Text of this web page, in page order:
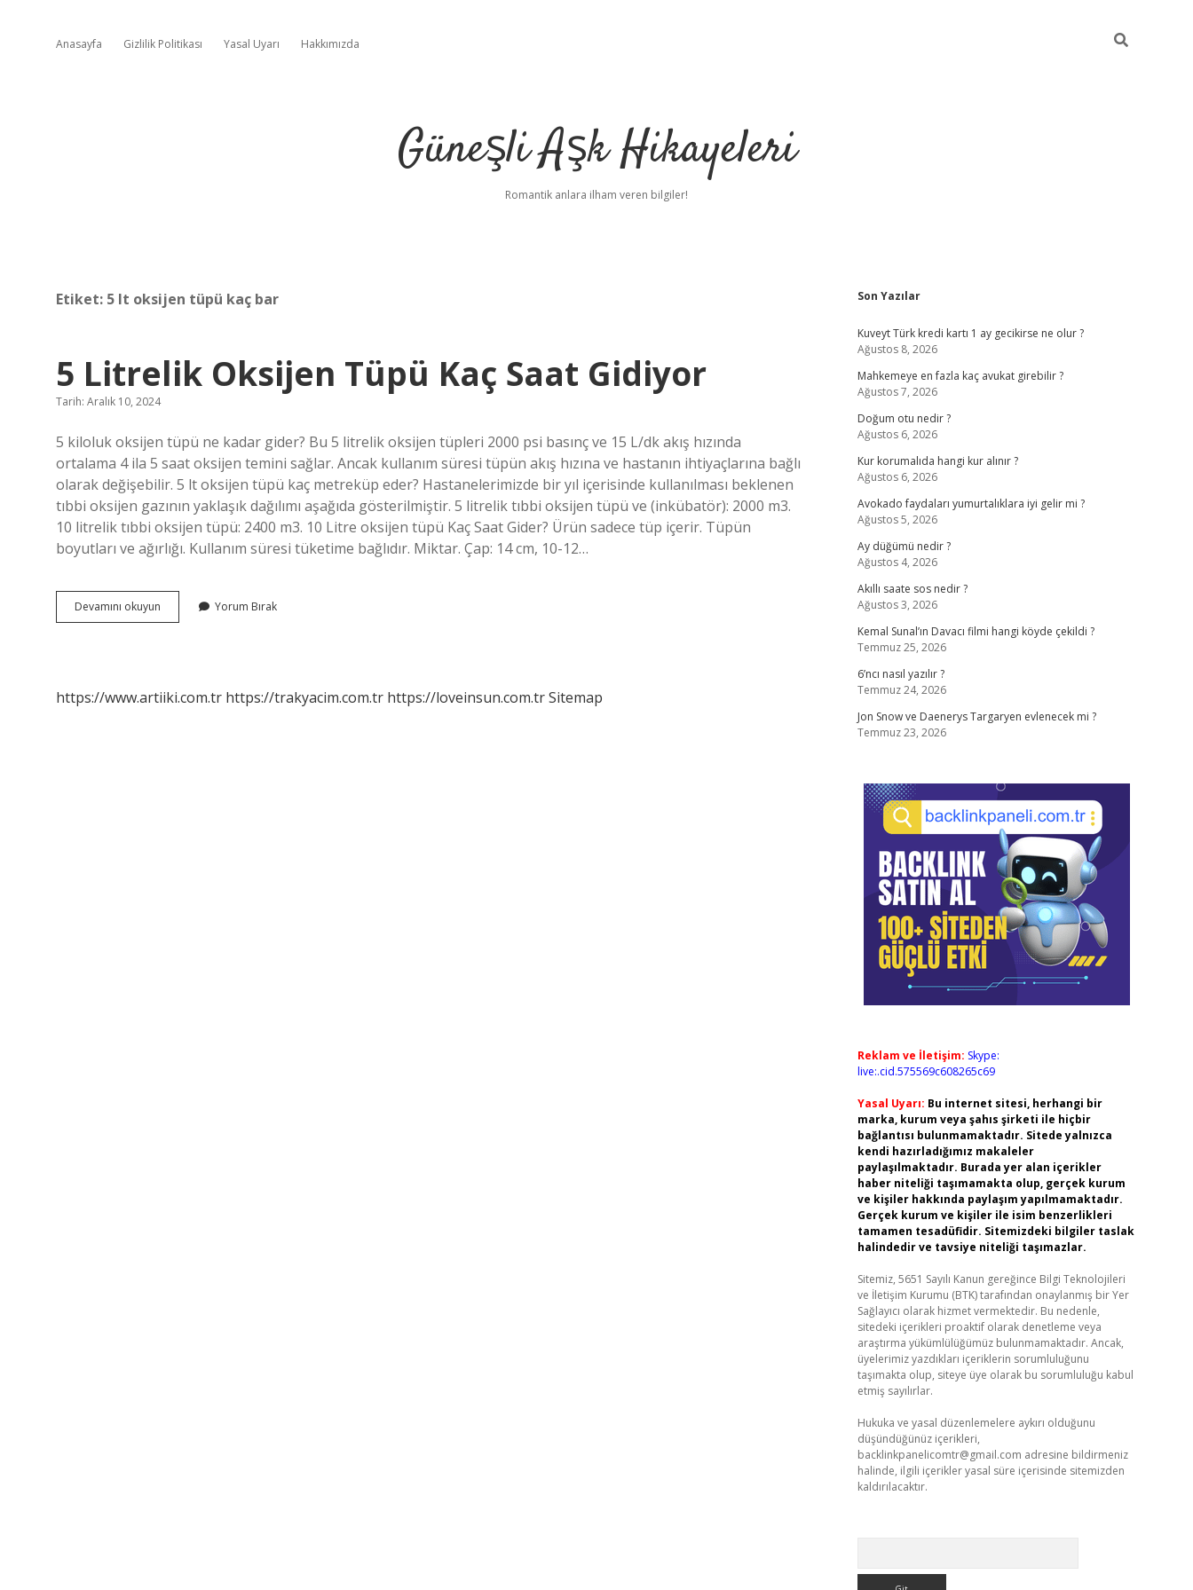
Anasayfa Gizlilik Politikası Yasal Uyarı Hakkımızda
Güneşli Aşk Hikayeleri
Romantik anlara ilham veren bilgiler!
Etiket: 5 lt oksijen tüpü kaç bar
5 Litrelik Oksijen Tüpü Kaç Saat Gidiyor
Tarih: Aralık 10, 2024
5 kiloluk oksijen tüpü ne kadar gider? Bu 5 litrelik oksijen tüpleri 2000 psi basınç ve 15 L/dk akış hızında
ortalama 4 ila 5 saat oksijen temini sağlar. Ancak kullanım süresi tüpün akış hızına ve hastanın ihtiyaçlarına bağlı
olarak değişebilir. 5 lt oksijen tüpü kaç metreküp eder? Hastanelerimizde bir yıl içerisinde kullanılması beklenen
tıbbi oksijen gazının yaklaşık dağılımı aşağıda gösterilmiştir. 5 litrelik tıbbi oksijen tüpü ve (inkübatör): 2000 m3.
10 litrelik tıbbi oksijen tüpü: 2400 m3. 10 Litre oksijen tüpü Kaç Saat Gider? Ürün sadece tüp içerir. Tüpün
boyutları ve ağırlığı. Kullanım süresi tüketime bağlıdır. Miktar. Çap: 14 cm, 10-12…
Devamını okuyun
Litrelik
Gidiyor
Yorum Bırak
https://www.artiiki.com.tr https://trakyacim.com.tr https://loveinsun.com.trSitemap
Sidebar
Son Yazılar
Kuveyt Türk kredi kartı 1 ay gecikirse ne olur ?
Ağustos 8, 2026
Mahkemeye en fazla kaç avukat girebilir ?
Ağustos 7, 2026
Doğum otu nedir ?
Ağustos 6, 2026
Kur korumalıda hangi kur alınır ?
Ağustos 6, 2026
Avokado faydaları yumurtalıklara iyi gelir mi ?
Ağustos 5, 2026
Ay düğümü nedir ?
Ağustos 4, 2026
Akıllı saate sos nedir ?
Ağustos 3, 2026
Kemal Sunal’ın Davacı filmi hangi köyde çekildi ?
Temmuz 25, 2026
6’ncı nasıl yazılır ?
Temmuz 24, 2026
Jon Snow ve Daenerys Targaryen evlenecek mi ?
Temmuz 23, 2026
Reklam ve İletişim: Skype:
live:.cid.575569c608265c69
Yasal Uyarı: Bu internet sitesi, herhangi bir
marka, kurum veya şahıs şirketi ile hiçbir
bağlantısı bulunmamaktadır. Sitede yalnızca
kendi hazırladığımız makaleler
paylaşılmaktadır. Burada yer alan içerikler
haber niteliği taşımamakta olup, gerçek kurum
ve kişiler hakkında paylaşım yapılmamaktadır.
Gerçek kurum ve kişiler ile isim benzerlikleri
tamamen tesadüfidir. Sitemizdeki bilgiler taslak
halindedir ve tavsiye niteliği taşımazlar.
Sitemiz, 5651 Sayılı Kanun gereğince Bilgi Teknolojileri
ve İletişim Kurumu (BTK) tarafından onaylanmış bir Yer
Sağlayıcı olarak hizmet vermektedir. Bu nedenle,
sitedeki içerikleri proaktif olarak denetleme veya
araştırma yükümlülüğümüz bulunmamaktadır. Ancak,
üyelerimiz yazdıkları içeriklerin sorumluluğunu
taşımakta olup, siteye üye olarak bu sorumluluğu kabul
etmiş sayılırlar.
Hukuka ve yasal düzenlemelere aykırı olduğunu
düşündüğünüz içerikleri,
backlinkpanelicomtr@gmail.com adresine bildirmeniz
halinde, ilgili içerikler yasal süre içerisinde sitemizden
kaldırılacaktır.